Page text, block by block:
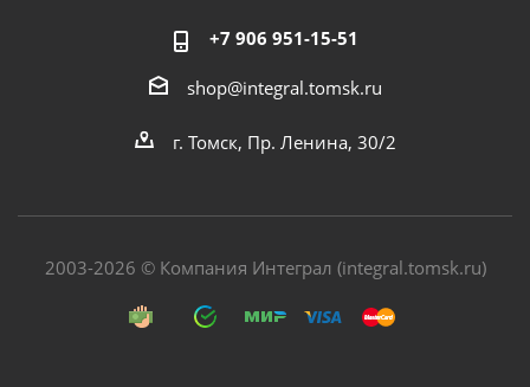
+7 906 951-15-51
shop@integral.tomsk.ru
г. Томск, Пр. Ленина, 30/2
2003-2026 © Компания Интеграл (integral.tomsk.ru)